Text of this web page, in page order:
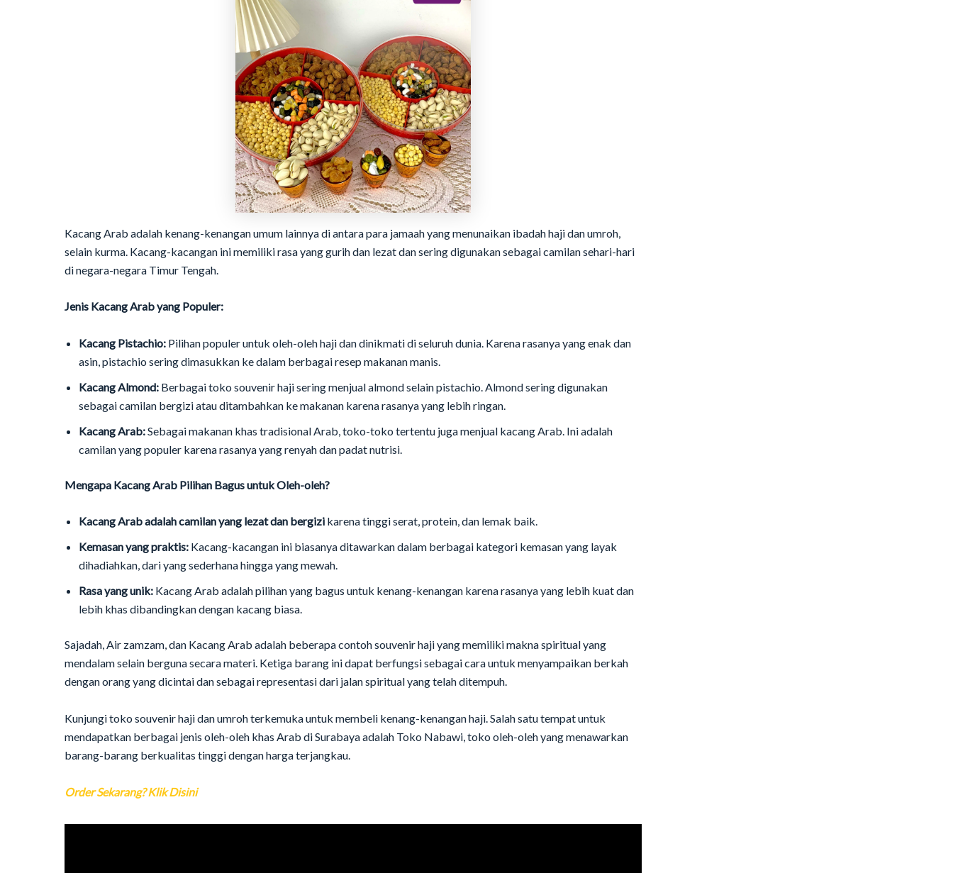
Kacang Arab adalah kenang-kenangan umum lainnya di antara para jamaah yang menunaikan ibadah haji dan umroh,
selain kurma. Kacang-kacangan ini memiliki rasa yang gurih dan lezat dan sering digunakan sebagai camilan sehari-hari
di negara-negara Timur Tengah.
Jenis Kacang Arab yang Populer:
Kacang Pistachio:Pilihan populer untuk oleh-oleh haji dan dinikmati di seluruh dunia. Karena rasanya yang enak dan
asin, pistachio sering dimasukkan ke dalam berbagai resep makanan manis.
Kacang Almond:Berbagai toko souvenir haji sering menjual almond selain pistachio. Almond sering digunakan
sebagai camilan bergizi atau ditambahkan ke makanan karena rasanya yang lebih ringan.
Kacang Arab:Sebagai makanan khas tradisional Arab, toko-toko tertentu juga menjual kacang Arab. Ini adalah
camilan yang populer karena rasanya yang renyah dan padat nutrisi.
Mengapa Kacang Arab Pilihan Bagus untuk Oleh-oleh?
Kacang Arab adalah camilan yang lezat dan bergizikarena tinggi serat, protein, dan lemak baik.
Kemasan yang praktis:Kacang-kacangan ini biasanya ditawarkan dalam berbagai kategori kemasan yang layak
dihadiahkan, dari yang sederhana hingga yang mewah.
Rasa yang unik:Kacang Arab adalah pilihan yang bagus untuk kenang-kenangan karena rasanya yang lebih kuat dan
lebih khas dibandingkan dengan kacang biasa.
Sajadah, Air zamzam, dan Kacang Arab adalah beberapa contoh souvenir haji yang memiliki makna spiritual yang
mendalam selain berguna secara materi. Ketiga barang ini dapat berfungsi sebagai cara untuk menyampaikan berkah
dengan orang yang dicintai dan sebagai representasi dari jalan spiritual yang telah ditempuh.
Kunjungi toko souvenir haji dan umroh terkemuka untuk membeli kenang-kenangan haji. Salah satu tempat untuk
mendapatkan berbagai jenis oleh-oleh khas Arab di Surabaya adalah Toko Nabawi, toko oleh-oleh yang menawarkan
barang-barang berkualitas tinggi dengan harga terjangkau.
Order Sekarang? Klik Disini